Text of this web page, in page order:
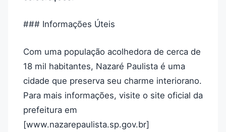
### Informações Úteis
Com uma população acolhedora de cerca de
18 mil habitantes, Nazaré Paulista é uma
cidade que preserva seu charme interiorano.
Para mais informações, visite o site oficial da
prefeitura em
[www.nazarepaulista.sp.gov.br]